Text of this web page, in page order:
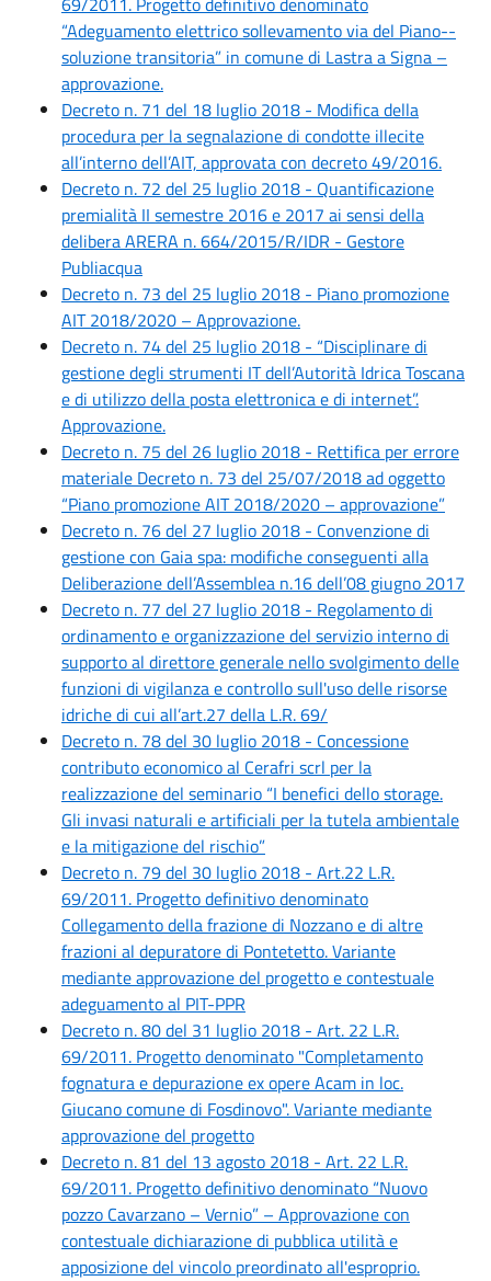
“Adeguamento elettrico sollevamento via del Piano--
soluzione transitoria” in comune di Lastra a Signa –
approvazione.
Decreto n. 71 del 18 luglio 2018 - Modifica della
procedura per la segnalazione di condotte illecite
all’interno dell’AIT, approvata con decreto 49/2016.
Decreto n. 72 del 25 luglio 2018 - Quantificazione
premialità II semestre 2016 e 2017 ai sensi della
delibera ARERA n. 664/2015/R/IDR - Gestore
Publiacqua
Decreto n. 73 del 25 luglio 2018 - Piano promozione
AIT 2018/2020 – Approvazione.
Decreto n. 74 del 25 luglio 2018 - “Disciplinare di
gestione degli strumenti IT dell’Autorità Idrica Toscana
e di utilizzo della posta elettronica e di internet”.
Approvazione.
Decreto n. 75 del 26 luglio 2018 - Rettifica per errore
materiale Decreto n. 73 del 25/07/2018 ad oggetto
“Piano promozione AIT 2018/2020 – approvazione”
Decreto n. 76 del 27 luglio 2018 - Convenzione di
gestione con Gaia spa: modifiche conseguenti alla
Deliberazione dell’Assemblea n.16 dell’08 giugno 2017
Decreto n. 77 del 27 luglio 2018 - Regolamento di
ordinamento e organizzazione del servizio interno di
supporto al direttore generale nello svolgimento delle
funzioni di vigilanza e controllo sull'uso delle risorse
idriche di cui all’art.27 della L.R. 69/
Decreto n. 78 del 30 luglio 2018 - Concessione
contributo economico al Cerafri scrl per la
realizzazione del seminario “I benefici dello storage.
Gli invasi naturali e artificiali per la tutela ambientale
e la mitigazione del rischio”
Decreto n. 79 del 30 luglio 2018 - Art.22 L.R.
69/2011. Progetto definitivo denominato
Collegamento della frazione di Nozzano e di altre
frazioni al depuratore di Pontetetto. Variante
mediante approvazione del progetto e contestuale
adeguamento al PIT-PPR
Decreto n. 80 del 31 luglio 2018 - Art. 22 L.R.
69/2011. Progetto denominato "Completamento
fognatura e depurazione ex opere Acam in loc.
Giucano comune di Fosdinovo". Variante mediante
approvazione del progetto
Decreto n. 81 del 13 agosto 2018 - Art. 22 L.R.
69/2011. Progetto definitivo denominato “Nuovo
pozzo Cavarzano – Vernio” – Approvazione con
contestuale dichiarazione di pubblica utilità e
apposizione del vincolo preordinato all'esproprio.